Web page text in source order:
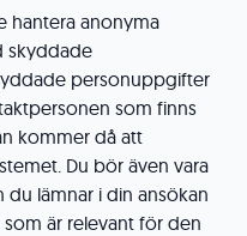
hantera anonyma
skyddade
personuppgifter
som finns
kommer då att
Du bör även vara
lämnar i din ansökan
är relevant för den